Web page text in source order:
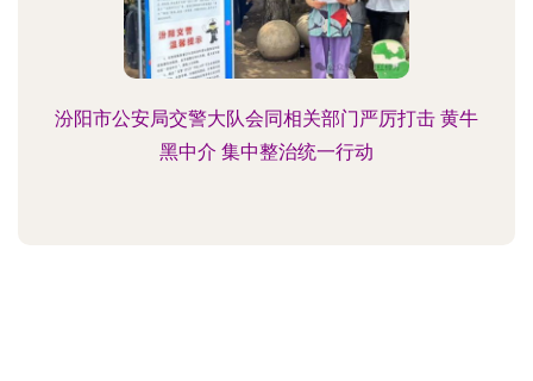
汾阳市公安局交警大队会同相关部门严厉打击 黄牛
黑中介 集中整治统一行动